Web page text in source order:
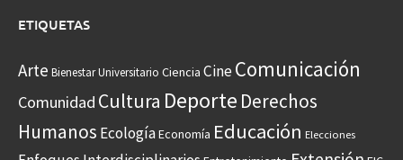
ETIQUETAS
Arte Bienestar Universitario Ciencia CineComunicación
Comunidad Cultura Deporte Derechos
Humanos EcologíaEconomía Educación Elecciones